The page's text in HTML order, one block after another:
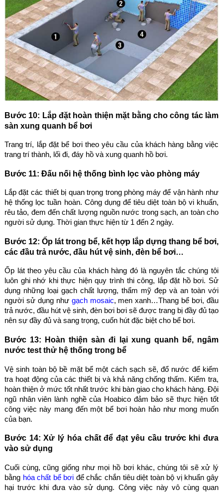
Bước 10: Lắp đặt hoàn thiện mặt bằng cho công tác làm
sàn xung quanh bể bơi
Trang trí, lắp đặt bể bơi theo yêu cầu của khách hàng bằng việc
trang trí thành, lối đi, đáy hồ và xung quanh hồ bơi.
Bước 11: Đấu nối hệ thống bình lọc vào phòng máy
Lắp đặt các thiết bị quan trọng trong phòng máy để vận hành như
hệ thống lọc tuần hoàn. Công dụng để tiêu diệt toàn bộ vi khuẩn,
rêu tảo, đem đến chất lượng nguồn nước trong sạch, an toàn cho
người sử dụng. Thời gian thực hiện từ 1 đến 2 ngày.
Bước 12: Ốp lát trong bể, kết hợp lắp dựng thang bể bơi,
các đầu trả nước, đầu hút vệ sinh, đèn bể bơi…
Ốp lát theo yêu cầu của khách hàng đó là nguyên tắc chúng tôi
luôn ghi nhớ khi thực hiện quy trình thi công, lắp đặt hồ bơi. Sử
dụng những loại gạch chất lượng, thẩm mỹ đẹp và an toàn với
người sử dụng như gạch mosaic, men xanh…Thang bể bơi, đầu
trả nước, đầu hút vệ sinh, đèn bơi bơi sẽ được trang bị đầy đủ tạo
nên sự đầy đủ và sang trọng, cuốn hút đặc biệt cho bể bơi.
Bước 13: Hoàn thiện sàn đi lại xung quanh bể, ngâm
nước test thử hệ thống trong bể
Vệ sinh toàn bộ bề mặt bể một cách sạch sẽ, đổ nước để kiếm
tra hoạt động của các thiết bị và khả năng chống thấm. Kiểm tra,
hoàn thiện ở mức tốt nhất trước khi bàn giao cho khách hàng. Đội
ngũ nhân viên lành nghề của Hoabico đảm bảo sẽ thực hiện tốt
công việc này mang đến một bể bơi hoàn hảo như mong muốn
của bạn.
Bước 14: Xử lý hóa chất để đạt yêu cầu trước khi đưa
vào sử dụng
Cuối cùng, cũng giống như mọi hồ bơi khác, chúng tôi sẽ xử lý
bằng hóa chất bể bơi để chắc chắn tiêu diệt toàn bộ vị khuẩn gây
hại trước khi đưa vào sử dụng. Công việc này vô cùng quan